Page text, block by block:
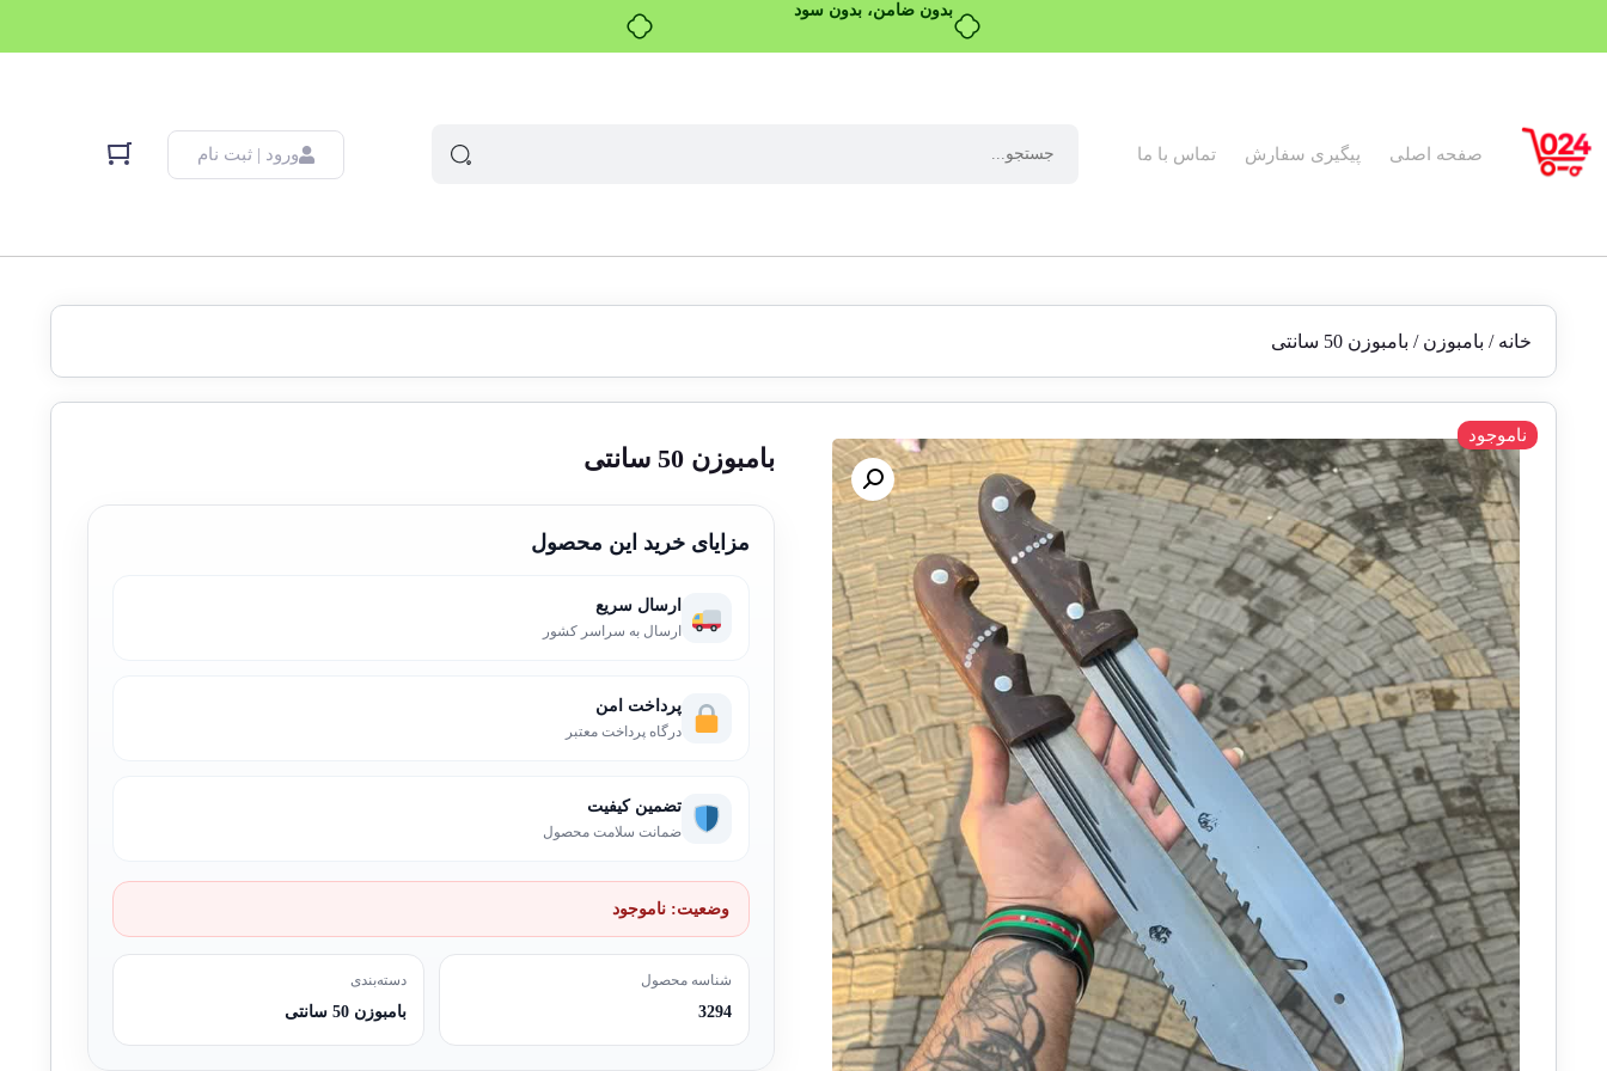
بدون ضامن، بدون سود
صفحه اصلی پیگیری سفارش تماس با ما ورود | ثبت نام
خانه / بامبوزن / بامبوزن 50 سانتی
بامبوزن 50 سانتی
ناموجود
مزایای خرید این محصول
ارسال سریع
ارسال به سراسر کشور
پرداخت امن
درگاه پرداخت معتبر
تضمین کیفیت
ضمانت سلامت محصول
وضعیت: ناموجود
شناسه محصول
3294
دسته‌بندی
بامبوزن 50 سانتی